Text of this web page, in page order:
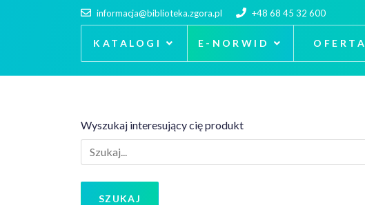
informacja@biblioteka.zgora.pl +48 68 45 32 600
KATALOGI E-NORWID OFERTA
Wyszukaj interesujący cię produkt
SZUKAJ